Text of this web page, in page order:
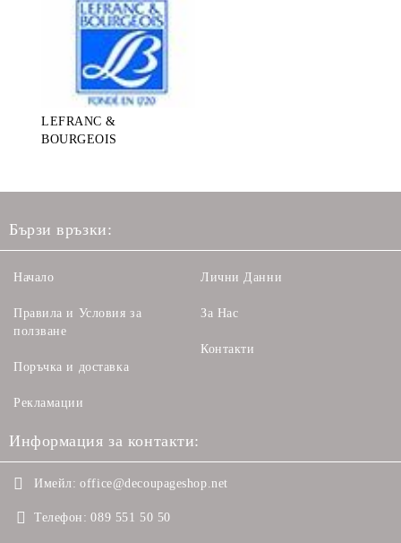
LEFRANC &
BOURGEOIS
Бързи връзки:
Начало
Правила и Условия за
ползване
Поръчка и доставка
Рекламации
Лични Данни
За Нас
Контакти
Информация за контакти:
Имейл: office@decoupageshop.net
Телефон: 089 551 50 50